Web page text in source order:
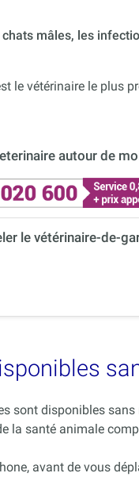
mâles, les
le vétérinaire le plus
autour de
le vétérinaire-de-
sont disponibles
santé animale
avant de vous